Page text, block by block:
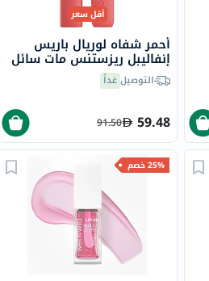
أقل سعر
أحمر شفاه لوريال باريس
إنفاليبل ريزستنس مات سائل
- سمر فلينغ/625
التوصيلغداً
59.48
91.50
25% خصم